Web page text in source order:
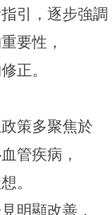
引，逐步強調
要性，
正。
策多聚焦於
管疾病，
。
明顯改善，